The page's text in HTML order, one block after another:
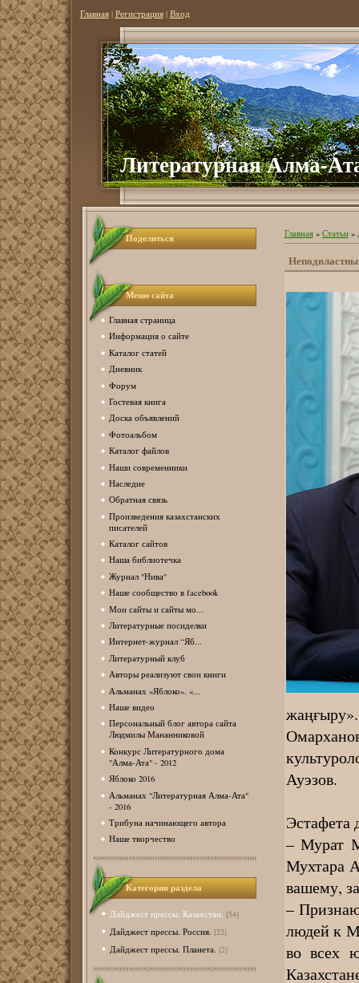
Главная| Регистрация| Вход
Литературная Алма-
Поделиться
Меню сайта
Главная страница
Информация о сайте
Каталог статей
Дневник
Форум
Гостевая книга
Доска объявлений
Фотоальбом
Каталог файлов
Наши современники
Наследие
Обратная связь
Произведения казахстанских
писателей
Каталог сайтов
Наша библиотечка
Журнал "Нива"
Наше сообщество в facebook
Мои сайты и сайты мо...
Литературные посиделки
Интернет-журнал “Яб...
Литературный клуб
Авторы реализуют свои книги
Альманах «Яблоко». «...
Наше видео
Персональный блог автора сайта
Людмилы Мананниковой
Конкурс Литературного дома
"Алма-Ата" - 2012
Яблоко 2016
Альманах "Литературная Алма-Ата"
- 2016
Трибуна начинающего автора
Наше творчество
Категории раздела
Дайджест прессы. Казахстан. [54]
Дайджест прессы. Россия. [22]
Дайджест прессы. Планета. [2]
Главная» Статьи»
Ауэзов.
Эстафета
– Мурат
Мухтара
вашему,
–
людей к
во всех